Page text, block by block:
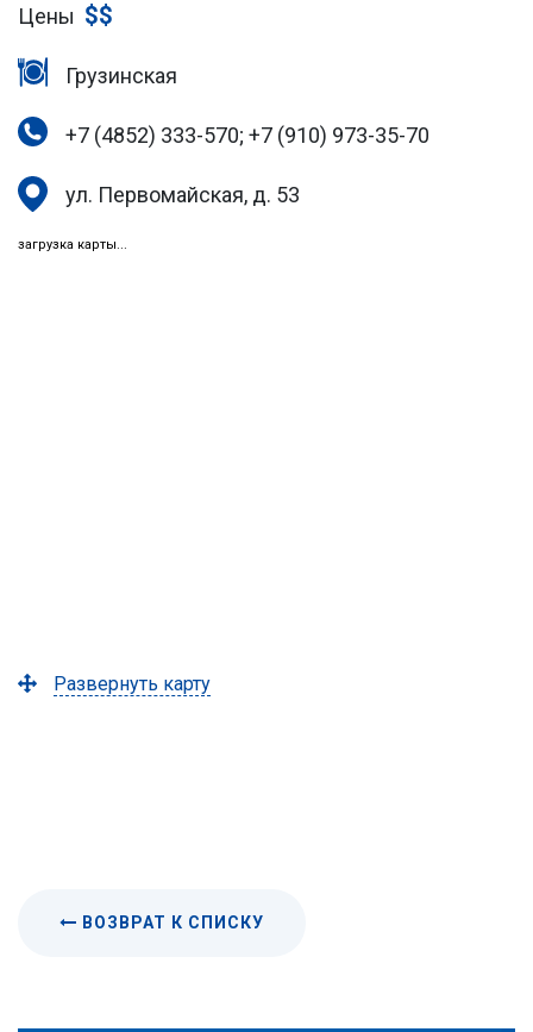
Цены $$
Грузинская
+7 (4852) 333-570; +7 (910) 973-35-70
ул. Первомайская, д. 53
загрузка карты...
Развернуть карту
ВОЗВРАТ К СПИСКУ